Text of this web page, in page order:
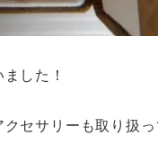
した！
セサリーも取り扱